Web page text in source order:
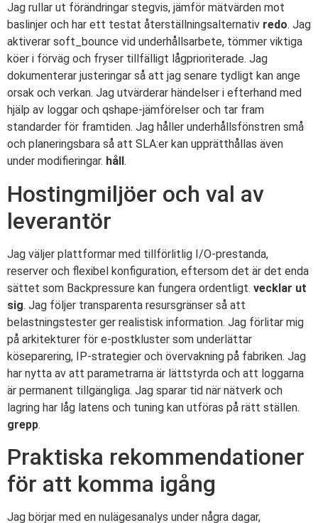
Jag rullar ut förändringar stegvis, jämför mätvärden mot
baslinjer och har ett testat återställningsalternativ redo. Jag
aktiverar soft_bounce vid underhållsarbete, tömmer viktiga
köer i förväg och fryser tillfälligt lågprioriterade. Jag
dokumenterar justeringar så att jag senare tydligt kan ange
orsak och verkan. Jag utvärderar händelser i efterhand med
hjälp av loggar och qshape-jämförelser och tar fram
standarder för framtiden. Jag håller underhållsfönstren små
och planeringsbara så att SLA:er kan upprätthållas även
under modifieringar. håll .
Hostingmiljöer och val av
leverantör
Jag väljer plattformar med tillförlitlig I/O-prestanda,
reserver och flexibel konfiguration, eftersom det är det enda
sättet som Backpressure kan fungera ordentligt. vecklar ut
sig. Jag följer transparenta resursgränser så att
belastningstester ger realistisk information. Jag förlitar mig
på arkitekturer för e-postkluster som underlättar
köseparering, IP-strategier och övervakning på fabriken. Jag
har nytta av att parametrarna är lättstyrda och att loggarna
är permanent tillgängliga. Jag sparar tid när nätverk och
lagring har låg latens och tuning kan utföras på rätt ställen.
grepp.
Praktiska rekommendationer
för att komma igång
Jag börjar med en nulägesanalys under några dagar,